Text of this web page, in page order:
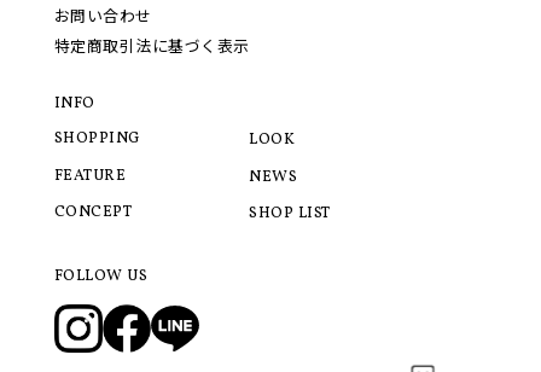
お問い合わせ
特定商取引法に基づく表示
INFO
SHOPPING
FEATURE
CONCEPT
LOOK
NEWS
SHOP LIST
FOLLOW US